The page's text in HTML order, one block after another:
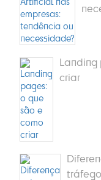
Landing
criar